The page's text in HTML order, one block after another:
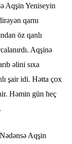
Aqşin Yeniseyin
qarnı
öz qanlı
Aqşinə
əlini sıxa
şair idi. Hətta çox
Həmin gün heç
Aqşin